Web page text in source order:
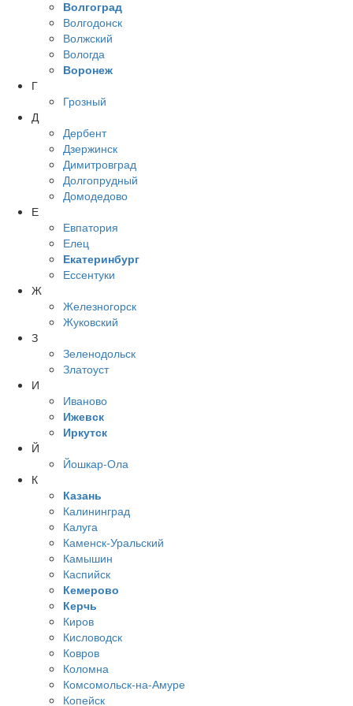
Волгоград
Волгодонск
Волжский
Вологда
Воронеж
Г
Грозный
Д
Дербент
Дзержинск
Димитровград
Долгопрудный
Домодедово
Е
Евпатория
Елец
Екатеринбург
Ессентуки
Ж
Железногорск
Жуковский
З
Зеленодольск
Златоуст
И
Иваново
Ижевск
Иркутск
Й
Йошкар-Ола
К
Казань
Калининград
Калуга
Каменск-Уральский
Камышин
Каспийск
Кемерово
Керчь
Киров
Кисловодск
Ковров
Коломна
Комсомольск-на-Амуре
Копейск